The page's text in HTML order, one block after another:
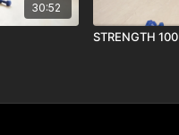
30:52
STRENGTH 100